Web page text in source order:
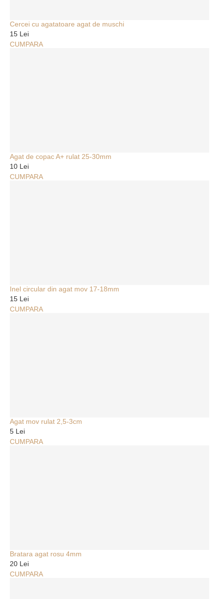
Cercei cu agatatoare agat de muschi
15 Lei
CUMPARA
Agat de copac A+ rulat 25-30mm
10 Lei
CUMPARA
Inel circular din agat mov 17-18mm
15 Lei
CUMPARA
Agat mov rulat 2,5-3cm
5 Lei
CUMPARA
Bratara agat rosu 4mm
20 Lei
CUMPARA